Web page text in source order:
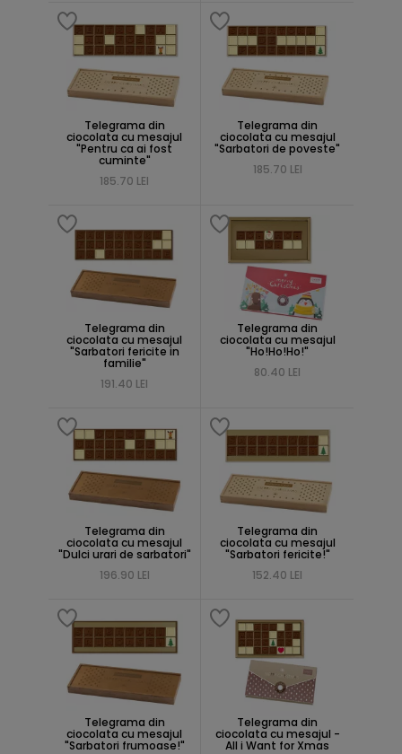
Telegrama din
ciocolata cu mesajul
"Pentru ca ai fost
cuminte"
185.70 LEI
Telegrama din
ciocolata cu mesajul
"Sarbatori de poveste"
185.70 LEI
Telegrama din
ciocolata cu mesajul
"Sarbatori fericite in
familie"
191.40 LEI
Telegrama din
ciocolata cu mesajul
"Ho!Ho!Ho!"
80.40 LEI
Telegrama din
ciocolata cu mesajul
"Dulci urari de sarbatori"
196.90 LEI
Telegrama din
ciocolata cu mesajul
"Sarbatori fericite!"
152.40 LEI
Telegrama din
ciocolata cu mesajul
"Sarbatori frumoase!"
Telegrama din
ciocolata cu mesajul -
All i Want for Xmas